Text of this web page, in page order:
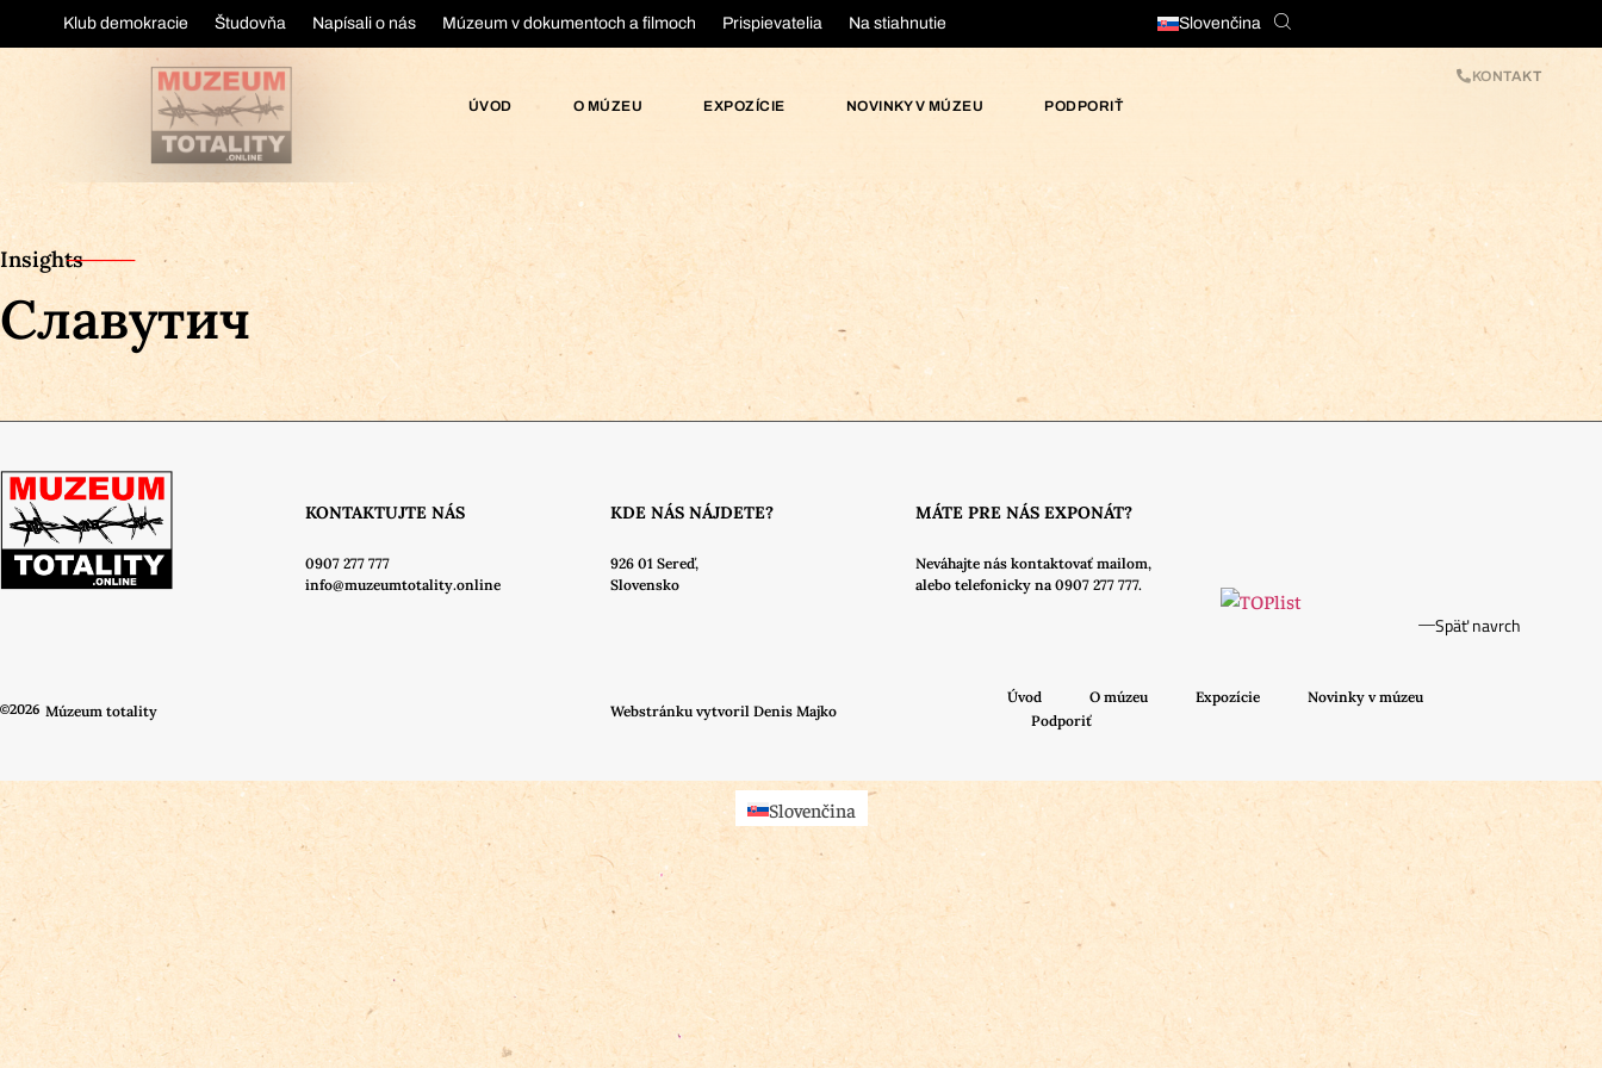
Klub demokracie Študovňa Napísali o nás Múzeum v dokumentoch a filmoch Prispievatelia Na stiahnutie Slovenčina
ÚVOD O MÚZEU EXPOZÍCIE NOVINKY V MÚZEU PODPORIŤ
KONTAKT
Insights
Славутич
KONTAKTUJTE NÁS
0907 277 777
info@muzeumtotality.online
KDE NÁS NÁJDETE?
926 01 Sereď,
Slovensko
MÁTE PRE NÁS EXPONÁT?
Neváhajte nás kontaktovať mailom,
alebo telefonicky na 0907 277 777.
©2026 Múzeum totality Webstránku vytvoril Denis Majko
Úvod O múzeu Expozície
Novinky v múzeu
Podporiť
Späť navrch
Slovenčina